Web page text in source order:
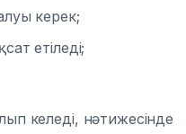
керек;
етіледі;
келеді, нәтижесінде